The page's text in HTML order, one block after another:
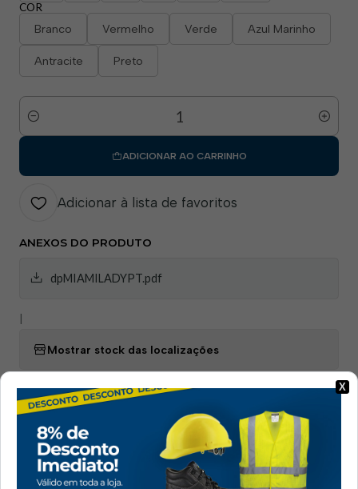
COR
Branco Vermelho Verde Azul Marinho
Antracite Preto
Quantidade
ADICIONAR AO CARRINHO
Adicionar à lista de favoritos
ANEXOS DO PRODUTO
dpMIAMILADYPT.pdf
Mostrar stock das localizações
Entregas Pagamentos
X